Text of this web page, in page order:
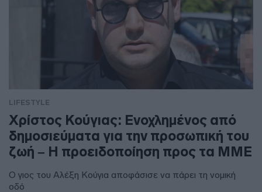
LIFESTYLE
Χρίστος Κούγιας: Ενοχλημένος από
δημοσιεύματα για την προσωπική του
ζωή – Η προειδοποίηση προς τα ΜΜΕ
Ο γιος του Αλέξη Κούγια αποφάσισε να πάρει τη νομική
οδό